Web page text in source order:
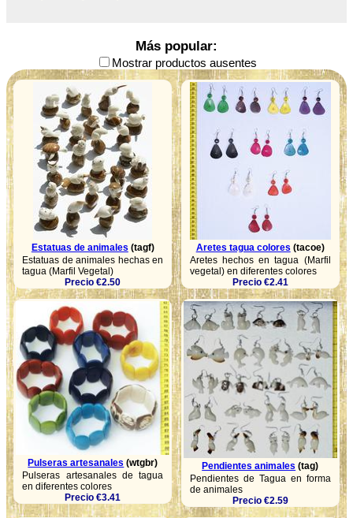
Más popular:
Mostrar productos ausentes
Estatuas de animales (tagf)
Estatuas de animales hechas en
tagua (Marfil Vegetal)
Precio €2.50
Aretes tagua colores (tacoe)
Aretes hechos en tagua (Marfil
vegetal) en diferentes colores
Precio €2.41
Pulseras artesanales (wtgbr)
Pulseras artesanales de tagua
en diferentes colores
Precio €3.41
Pendientes animales (tag)
Pendientes de Tagua en forma
de animales
Precio €2.59